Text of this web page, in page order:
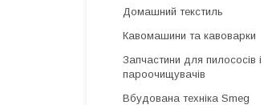
Домашний текстиль
Кавомашини та кавоварки
Запчастини для пилососів і
пароочищувачів
Вбудована техніка Smeg